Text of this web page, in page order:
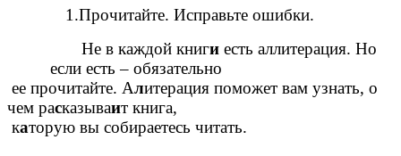
1.Прочитайте. Исправьте ошибки.
Не в каждой книги есть аллитерация. Но
если есть – обязательно
ее прочитайте. Алитерация поможет вам узнать, о
чем расказываит книга,
каторую вы собираетесь читать.